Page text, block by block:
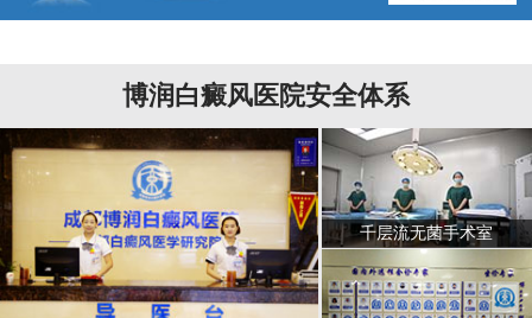
博润白癜风医院安全体系
千层流无菌手术室